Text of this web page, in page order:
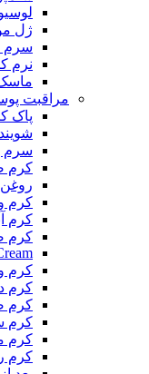
لوسیون مو
سرم و اسپری
نرم کننده
ماسک و
مراقبت پوست
پاک کننده
شوینده صورت
سرم پوست
کرم ضد آفتاب
روغن صورت
کرم و ژل
کرم آبرسان
کرم ضد لک
BB Cream
کرم و ژل
کرم دور چشم
کرم ضد
کرم سفت
کرم مرطوب
کرم روشن